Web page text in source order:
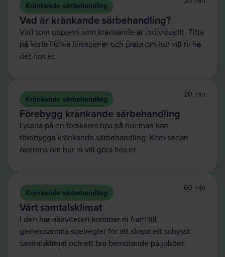
Kränkande särbehandling
Vad är kränkande särbehandling?
Vad som upplevs som kränkande är individuellt. Titta
på korta fiktiva filmscener och prata om hur vill ni ha
det hos er.
Kränkande särbehandling 20 min
Förebygg kränkande särbehandling
Lyssna på en forskares tips på hur man kan
förebygga kränkande särbehandling. Kom sedan
överens om hur ni vill göra hos er.
Kränkande särbehandling 60 min
Vårt samtalsklimat
I den här aktiviteten kommer ni fram till
gemensamma spelregler för att skapa ett schysst
samtalsklimat och ett bra bemötande på jobbet.